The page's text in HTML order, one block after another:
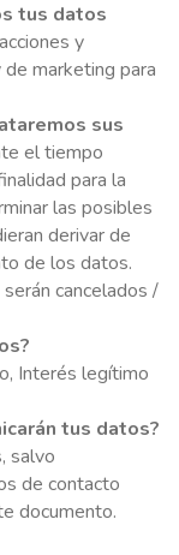
tus datos
y
marketing para
sus
el tiempo
para la
las posibles
derivar de
de los datos.
cancelados /
Interés legítimo
tus datos?
salvo
de contacto
documento.